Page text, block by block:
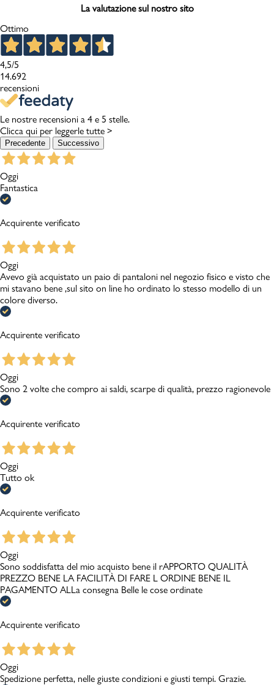
La valutazione sul nostro sito
Ottimo
4,5/5
14.692
recensioni
Le nostre recensioni a 4 e 5 stelle.
Clicca qui per leggerle tutte >
Precedente Successivo
Oggi
Fantastica
Acquirente verificato
Oggi
Avevo già acquistato un paio di pantaloni nel negozio fisico e visto che
mi stavano bene ,sul sito on line ho ordinato lo stesso modello di un
colore diverso.
Acquirente verificato
Oggi
Sono 2 volte che compro ai saldi, scarpe di qualità, prezzo ragionevole
Acquirente verificato
Oggi
Tutto ok
Acquirente verificato
Oggi
Sono soddisfatta del mio acquisto bene il rAPPORTO QUALITÀ
PREZZO BENE LA FACILITÀ DI FARE L ORDINE BENE IL
PAGAMENTO ALLa consegna Belle le cose ordinate
Acquirente verificato
Oggi
Spedizione perfetta, nelle giuste condizioni e giusti tempi. Grazie.